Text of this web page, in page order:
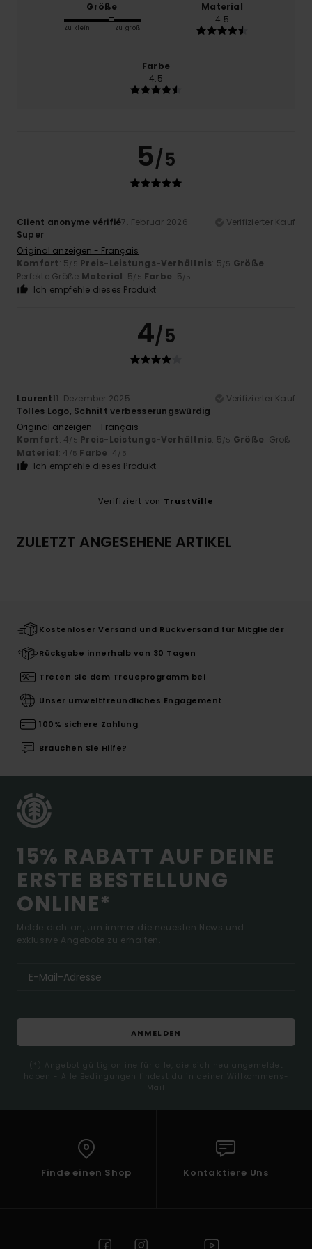
Größe
Zu klein Zu groß
Material
4.5
Farbe
4.5
5/5
Client anonyme vérifié7. Februar 2026
Verifizierter Kauf
Super
Original anzeigen - Français
Komfort: 5/5 Preis-Leistungs-Verhältnis: 5/5 Größe:
Perfekte Größe Material: 5/5 Farbe: 5/5
Ich empfehle dieses Produkt
4/5
Laurent11. Dezember 2025
Verifizierter Kauf
Tolles Logo, Schnitt verbesserungswürdig
Original anzeigen - Français
Komfort: 4/5 Preis-Leistungs-Verhältnis: 5/5 Größe: Groß
Material: 4 /5 Farbe: 4/5
Ich empfehle dieses Produkt
Verifiziert von TrustVille
ZULETZT ANGESEHENE ARTIKEL
Kostenloser Versand und Rückversand für Mitglieder
Rückgabe innerhalb von 30 Tagen
Treten Sie dem Treueprogramm bei
Unser umweltfreundliches Engagement
100% sichere Zahlung
Brauchen Sie Hilfe?
15% RABATT AUF DEINE
ERSTE BESTELLUNG
ONLINE*
Melde dich an, um immer die neuesten News und
exklusive Angebote zu erhalten.
ANMELDEN
(*) Angebot gültig online für alle, die sich neu angemeldet
haben - Alle Bedingungen findest du in deiner Willkommens-
Mail
Finde einen Shop Kontaktiere Uns